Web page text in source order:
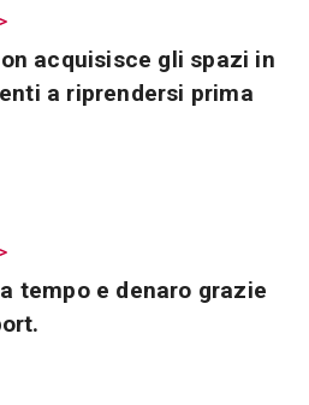
acquisisce gli spazi in
a riprendersi prima
tempo e denaro grazie